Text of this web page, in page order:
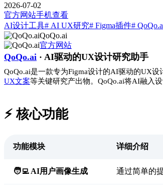
2026-07-02
官方网站手机查看
AI设计工具# AI UX研究# Figma插件#
QoQo.ai
官方网站
QoQo.ai · AI驱动的UX设计研究助手
QoQo.ai是一款专为Figma设计的AI驱动的UX设
UX文案等关键研究产出物。QoQo.ai将AI融入
⚡️ 核心功能
功能模块 详细介绍
🧑‍💻 AI用户画像生成 通过简单的